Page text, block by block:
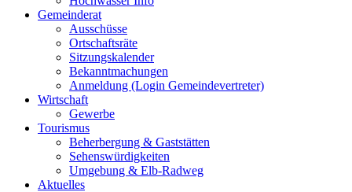
Gemeinderat
Ausschüsse
Ortschaftsräte
Sitzungskalender
Bekanntmachungen
Anmeldung (Login Gemeindevertreter)
Wirtschaft
Gewerbe
Tourismus
Beherbergung & Gaststätten
Sehenswürdigkeiten
Umgebung & Elb-Radweg
Aktuelles